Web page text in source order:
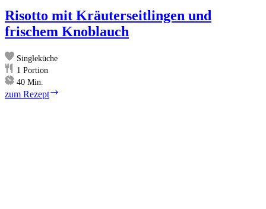
Risotto mit Kräuterseitlingen und
frischem Knoblauch
Singleküche
1 Portion
40Minuten
Min.
zum Rezept